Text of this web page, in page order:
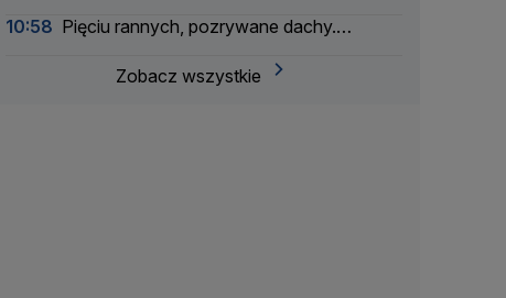
10:58 Pięciu rannych, pozrywane dachy.
Zobacz wszystkie